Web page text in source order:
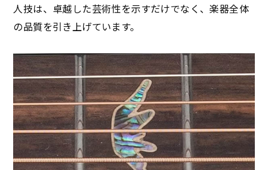
人技は、卓越した芸術性を示すだけでなく、楽器全体
の品質を引き上げています。